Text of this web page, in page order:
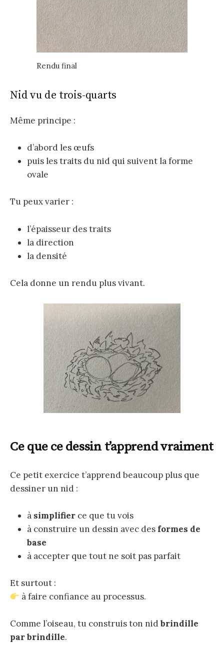
Rendu final
Nid vu de trois-quarts
Même principe :
d’abord les œufs
puis les traits du nid qui suivent la forme
ovale
Tu peux varier :
l’épaisseur des traits
la direction
la densité
Cela donne un rendu plus vivant.
Ce que ce dessin t’apprend vraiment
Ce petit exercice t’apprend beaucoup plus que
dessiner un nid :
à simplifier ce que tu vois
à construire un dessin avec des formes de
base
à accepter que tout ne soit pas parfait
Et surtout :
à faire confiance au processus.
Comme l’oiseau, tu construis ton nidbrindille
par brindille.